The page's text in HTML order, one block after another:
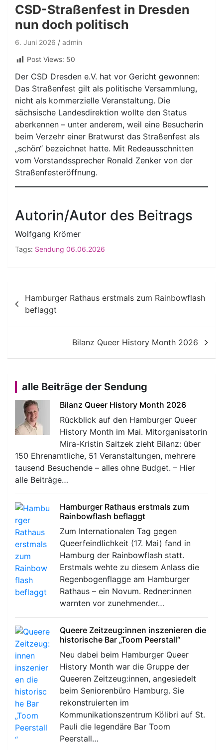
CSD-Straßenfest in Dresden
nun doch politisch
6. Juni 2026
admin
Post Views: 50
Der CSD Dresden e.V. hat vor Gericht gewonnen:
Das Straßenfest gilt als politische Versammlung,
nicht als kommerzielle Veranstaltung. Die
sächsische Landesdirektion wollte den Status
aberkennen – unter anderem, weil eine Besucherin
beim Verzehr einer Bratwurst das Straßenfest als
„schön“ bezeichnet hatte. Mit Redeausschnitten
vom Vorstandssprecher Ronald Zenker von der
Straßenfesteröffnung.
Autorin/Autor des Beitrags
Wolfgang Krömer
Tags: Sendung 06.06.2026
Beitragsnavigation
Hamburger Rathaus erstmals zum Rainbowflash
beflaggt
Bilanz Queer History Month 2026
alle Beiträge der Sendung
Bilanz Queer History Month 2026
Rückblick auf den Hamburger Queer
History Month im Mai. Mitorganisatorin
Mira-Kristin Saitzek zieht Bilanz: über
150 Ehrenamtliche, 51 Veranstaltungen, mehrere
tausend Besuchende – alles ohne Budget. – Hier
alle Beiträge…
Hamburger Rathaus erstmals zum
Rainbowflash beflaggt
Zum Internationalen Tag gegen
Queerfeindlichkeit (17. Mai) fand in
Hamburg der Rainbowflash statt.
Erstmals wehte zu diesem Anlass die
Regenbogenflagge am Hamburger
Rathaus – ein Novum. Redner:innen
warnten vor zunehmender…
Queere Zeitzeug:innen inszenieren die
historische Bar „Toom Peerstall“
Neu dabei beim Hamburger Queer
History Month war die Gruppe der
Queeren Zeitzeug:innen, angesiedelt
beim Seniorenbüro Hamburg. Sie
rekonstruierten im
Kommunikationszentrum Kölibri auf St.
Pauli die legendäre Bar Toom
Peerstall…